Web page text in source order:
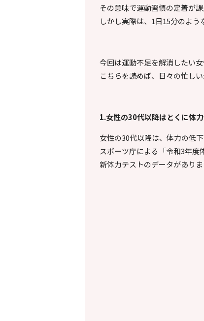
その意味で運動習慣の定着が課
しかし実際は、1日15分のよう
今回は運動不足を解消したい
こちらを読めば、日々の忙し
1.女性の30代以降はとくに体
女性の30代以降は、体力の低下
スポーツ庁による「令和3年度
新体力テストのデータがあり